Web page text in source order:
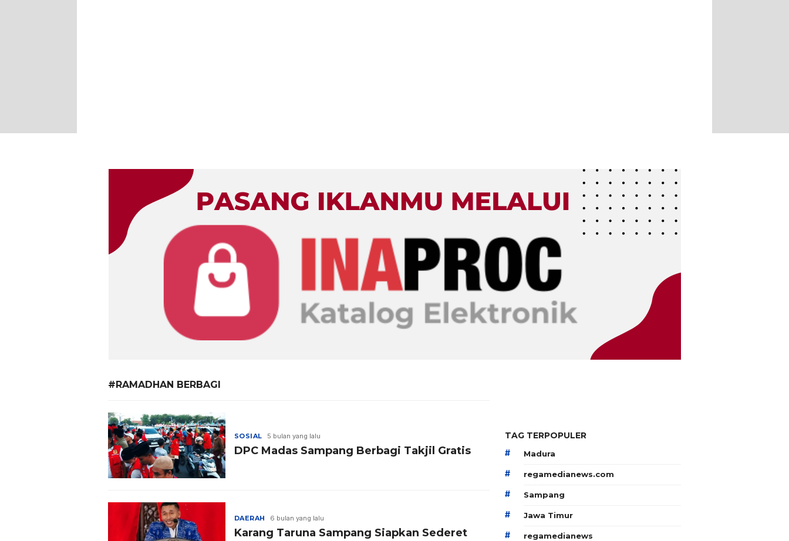
#RAMADHAN BERBAGI
SOSIAL 5 bulan yang lalu
DPC Madas Sampang Berbagi Takjil Gratis
DAERAH 6 bulan yang lalu
Karang Taruna Sampang Siapkan Sederet
TAG TERPOPULER
# Madura
# regamedianews.com
# Sampang
# Jawa Timur
# regamedianews